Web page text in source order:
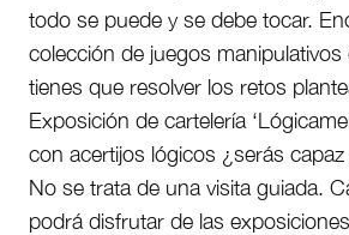
todo se puede y se debe tocar.
colección de juegos manipulativos
tienes que resolver los retos
Exposición de cartelería
con acertijos lógicos ¿serás
No se trata de una visita guiada.
podrá disfrutar de las